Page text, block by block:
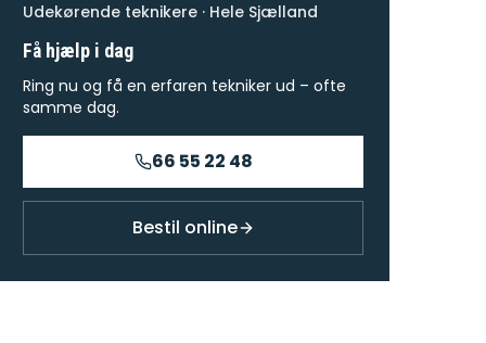
Udekørende teknikere · Hele Sjælland
Få hjælp i dag
Ring nu og få en erfaren tekniker ud – ofte
samme dag.
66 55 22 48
Bestil online